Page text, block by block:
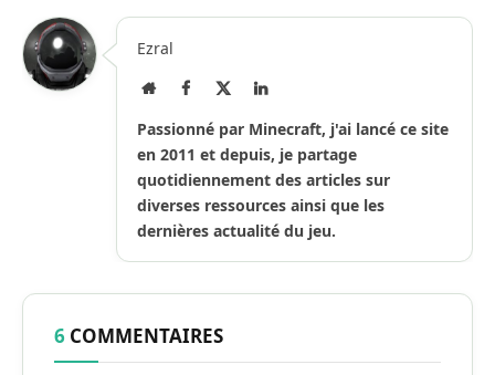
Ezral
Site
Facebook LinkedIn
Passionné par Minecraft, j'ai lancé ce site
en 2011 et depuis, je partage
quotidiennement des articles sur
diverses ressources ainsi que les
dernières actualité du jeu.
6 COMMENTAIRES